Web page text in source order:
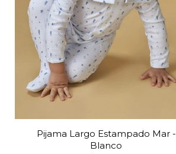
Pijama Largo Estampado Mar -
Blanco